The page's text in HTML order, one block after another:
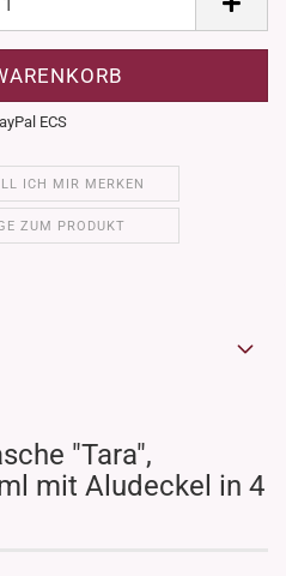
ICH MIR MERKEN
ZUM PRODUKT
"Tara",
mit Aludeckel in 4